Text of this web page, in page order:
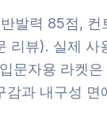
발력 85점,
리뷰). 실제 사
문자용 라켓
과 내구성 면